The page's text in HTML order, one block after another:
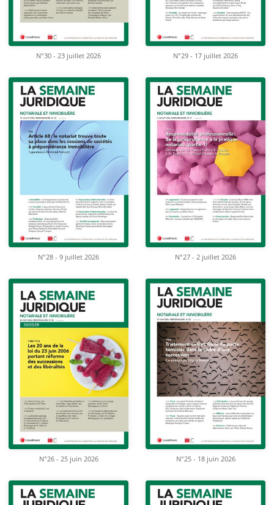
N°30 - 23 juillet 2026 N°29 - 17 juillet 2026
N°28 - 9 juillet 2026 N°27 - 2 juillet 2026
N°26 - 25 juin 2026 N°25 - 18 juin 2026